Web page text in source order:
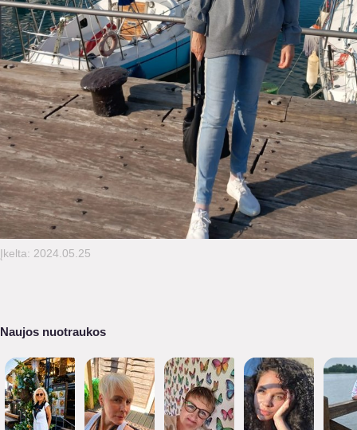
Įkelta: 2024.05.25
Naujos nuotraukos